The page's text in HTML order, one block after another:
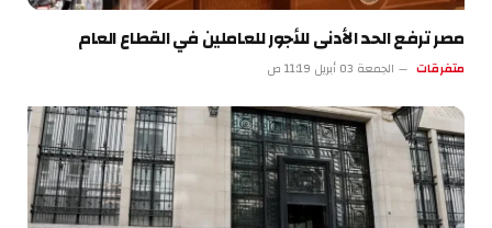
مصر ترفع الحد الأدنى للأجور للعاملين في القطاع العام
متفرقات الجمعة 03 أبريل 11:19 ص